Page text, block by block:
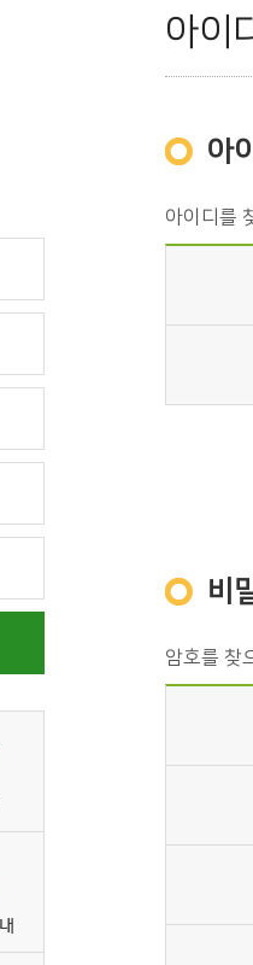
아이
아
아이디를
비
암호를 찾